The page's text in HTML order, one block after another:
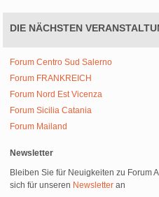
DIE NÄCHSTEN
Forum Centro Sud Salerno
Forum FRANKREICH
Forum Nord Est Vicenza
Forum Sicilia Catania
Forum Mailand
Newsletter
Bleiben Sie für Neuigkeiten zu Forum
sich für unseren Newsletter an